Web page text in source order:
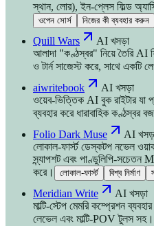
স্থান, লোর), ইন-প্লেস ফিল্ড
ওপেন সোর্স নিজের কী ব্যবহার করুন
Quill Wars
AI খসড়া
আলাদা "কণ্ঠস্বর" নিয়ে তৈরি AI
ও টার্ন সাজেস্ট করে, সাথে একটি
aiwritebook
AI খসড়া
ওয়েব-ভিত্তিক AI বুক রাইটার যা
ব্যবহার করে ধারাবাহিক কণ্ঠস্বর
Folio Dark Muse
AI
লোকাল-ফার্স্ট ডেস্কটপ নভেল
স্ন্যাপশট এবং পাণ্ডুলিপি-
করে।
লোকাল-ফার্স্ট বিশ্ব নির্মাণ
Meridian Write
AI খসড়া
মাল্টি-স্টেপ মেমরি কম্প্রেশন
লেভেল এবং মাল্টি-POV টুলস সহ।